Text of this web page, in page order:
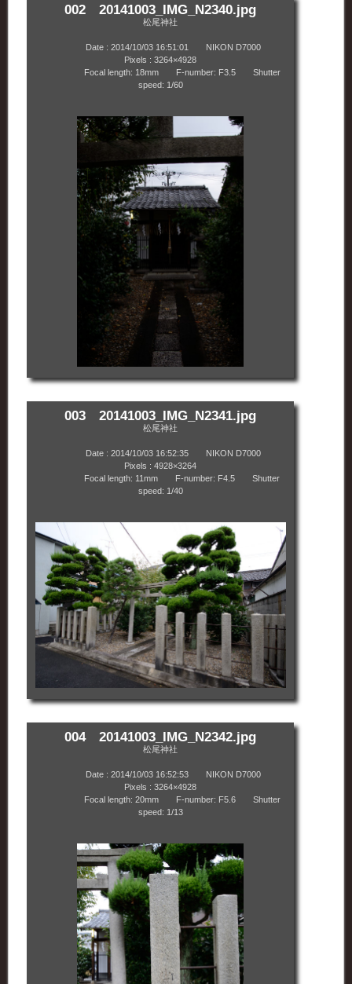
002 20141003_IMG_N2340.jpg
松尾神社
Date : 2014/10/03 16:51:01 NIKON D7000
Pixels : 3264×4928
Focal length: 18mm F-number: F3.5 Shutter
speed: 1/60
003 20141003_IMG_N2341.jpg
松尾神社
Date : 2014/10/03 16:52:35 NIKON D7000
Pixels : 4928×3264
Focal length: 11mm F-number: F4.5 Shutter
speed: 1/40
004 20141003_IMG_N2342.jpg
松尾神社
Date : 2014/10/03 16:52:53 NIKON D7000
Pixels : 3264×4928
Focal length: 20mm F-number: F5.6 Shutter
speed: 1/13